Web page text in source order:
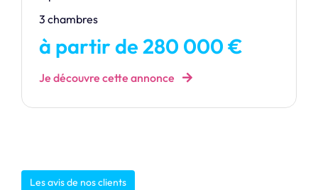
3 chambres
à partir de 280 000 €
Je découvre cette annonce
Les avis de nos clients